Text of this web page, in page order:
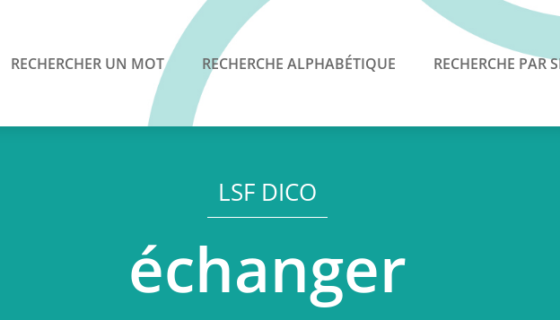
RECHERCHER UN MOT RECHERCHE ALPHABÉTIQUE RECHERCHE PAR
LSF DICO
échanger